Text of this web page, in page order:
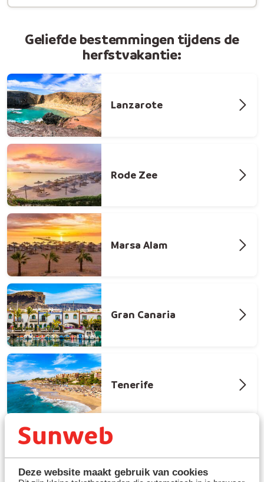
Deze website maakt gebruik van cookies
Geliefde bestemmingen tijdens de
herfstvakantie:
Lanzarote
Rode Zee
Marsa Alam
Gran Canaria
Tenerife